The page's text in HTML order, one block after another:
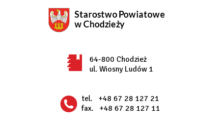
64-800 Chodzież
ul. Wiosny Ludów 1
tel.
+48 67 28 127 21
fax.
+48 67 28 127 11